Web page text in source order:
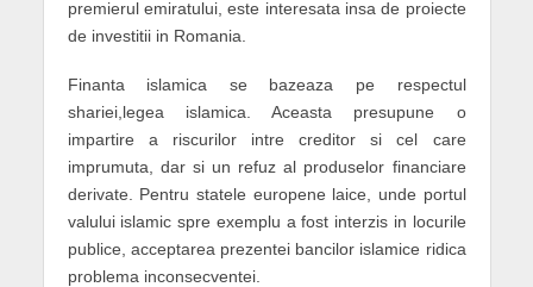
premierul emiratului, este interesata insa de proiecte
de investitii in Romania.
Finanta islamica se bazeaza pe respectul
shariei,legea islamica. Aceasta presupune o
impartire a riscurilor intre creditor si cel care
imprumuta, dar si un refuz al produselor financiare
derivate. Pentru statele europene laice, unde portul
valului islamic spre exemplu a fost interzis in locurile
publice, acceptarea prezentei bancilor islamice ridica
problema inconsecventei.